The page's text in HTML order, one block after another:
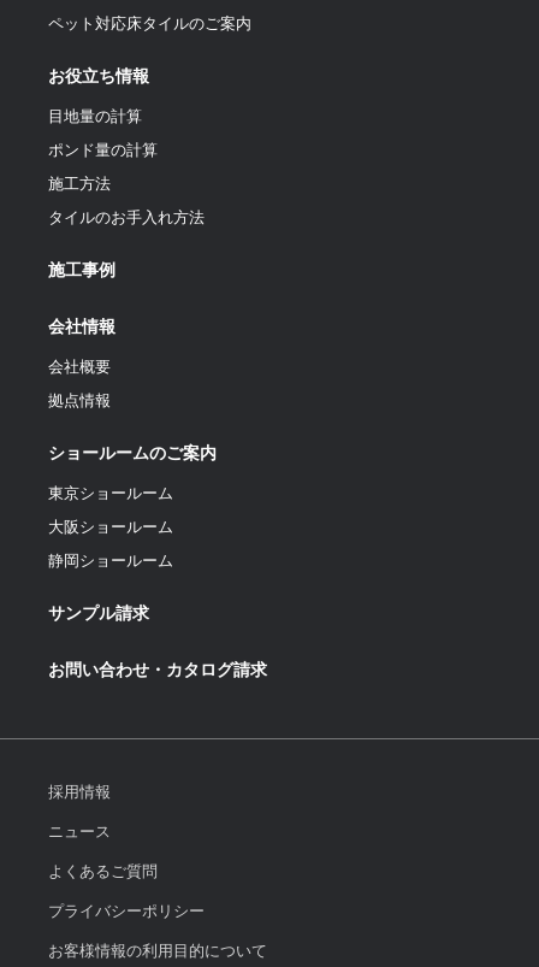
ペット対応床タイルのご案内
お役立ち情報
目地量の計算
ポンド量の計算
施工方法
タイルのお手入れ方法
施工事例
会社情報
会社概要
拠点情報
ショールームのご案内
東京ショールーム
大阪ショールーム
静岡ショールーム
サンプル請求
お問い合わせ・カタログ請求
採用情報
ニュース
よくあるご質問
プライバシーポリシー
お客様情報の利用目的について